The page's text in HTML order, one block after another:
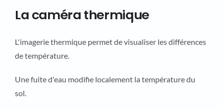
La caméra thermique
L'imagerie thermique permet de visualiser les différences
de température.
Une fuite d'eau modifie localement la température du
sol.